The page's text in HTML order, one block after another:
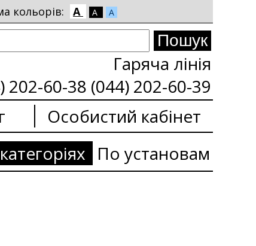
кольорів: A A A
Гаряча лінія
202-60-38 (044) 202-60-39
Особистий кабінет
По установам